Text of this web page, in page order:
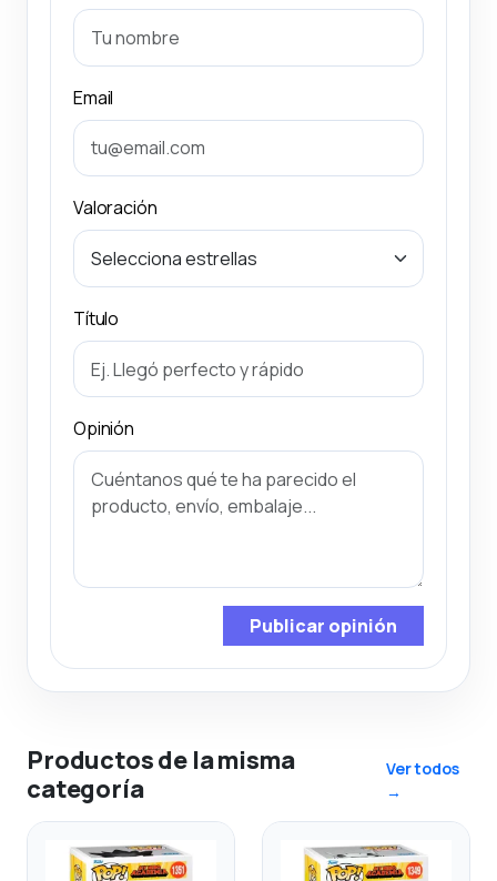
Email
Valoración
Título
Opinión
Publicar opinión
Productos de la misma
categoría
Ver todos
→